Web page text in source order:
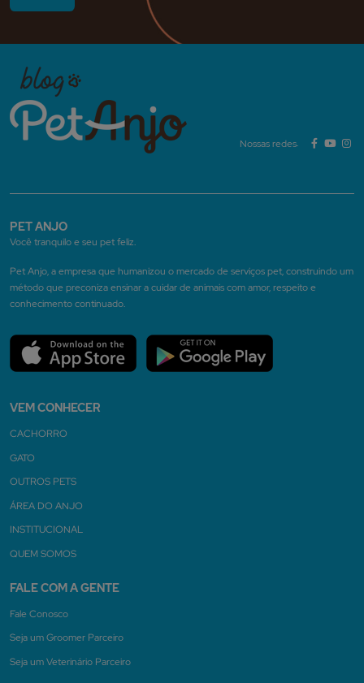
Nossas redes:
PET ANJO
Você tranquilo e seu pet feliz.
Pet Anjo, a empresa que humanizou o mercado de serviços pet, construindo um
método que preconiza ensinar a cuidar de animais com amor, respeito e
conhecimento continuado.
VEM CONHECER
CACHORRO
GATO
OUTROS PETS
ÁREA DO ANJO
INSTITUCIONAL
QUEM SOMOS
FALE COM A GENTE
Fale Conosco
Seja um Groomer Parceiro
Seja um Veterinário Parceiro